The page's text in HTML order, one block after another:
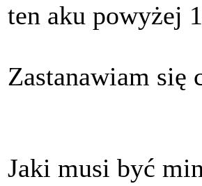
ten aku powyżej
Zastanawiam się
Jaki musi być